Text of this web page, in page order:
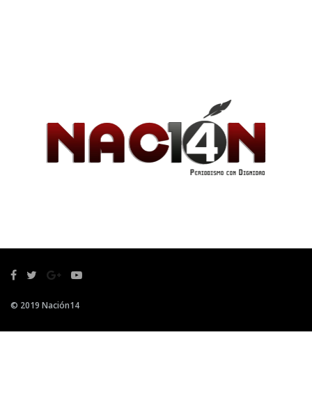
© 2019 Nación14